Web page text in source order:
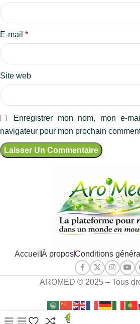
E-mail *
Site web
Enregistrer mon nom, mon e-
navigateur pour mon prochain
Accueil À proposConditions
AROMED © 2025 – Tous
0